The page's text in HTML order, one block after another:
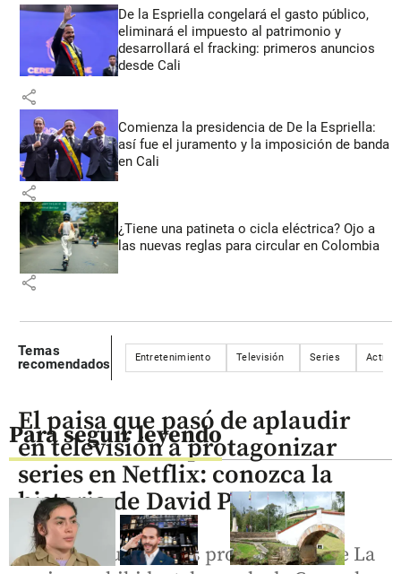
De la Espriella congelará el gasto público,
eliminará el impuesto al patrimonio y
desarrollará el fracking: primeros anuncios
desde Cali
share
Comienza la presidencia de De la Espriella:
así fue el juramento y la imposición de banda
en Cali
share
¿Tiene una patineta o cicla eléctrica? Ojo a
las nuevas reglas para circular en Colombia
share
Temas
recomendados
Entretenimiento Televisión Series Actriz
Para seguir leyendo
El paisa que pasó de aplaudir
en televisión a protagonizar
series en Netflix: conozca la
historia de David Palacio
Palacio es uno de los protagonistas de La